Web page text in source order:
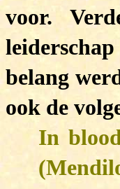
voor.
belang
ook de
In